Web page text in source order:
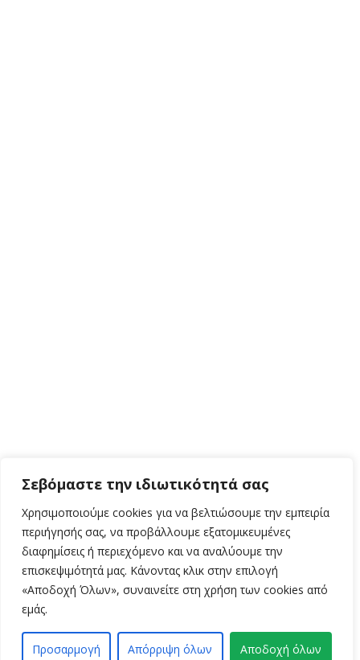
Σεβόμαστε την ιδιωτικότητά σας
Χρησιμοποιούμε cookies για να βελτιώσουμε την εμπειρία
περιήγησής σας, να προβάλλουμε εξατομικευμένες
διαφημίσεις ή περιεχόμενο και να αναλύουμε την
επισκεψιμότητά μας. Κάνοντας κλικ στην επιλογή
«Αποδοχή Όλων», συναινείτε στη χρήση των cookies από
εμάς.
Προσαρμογή Απόρριψη όλων Αποδοχή όλων